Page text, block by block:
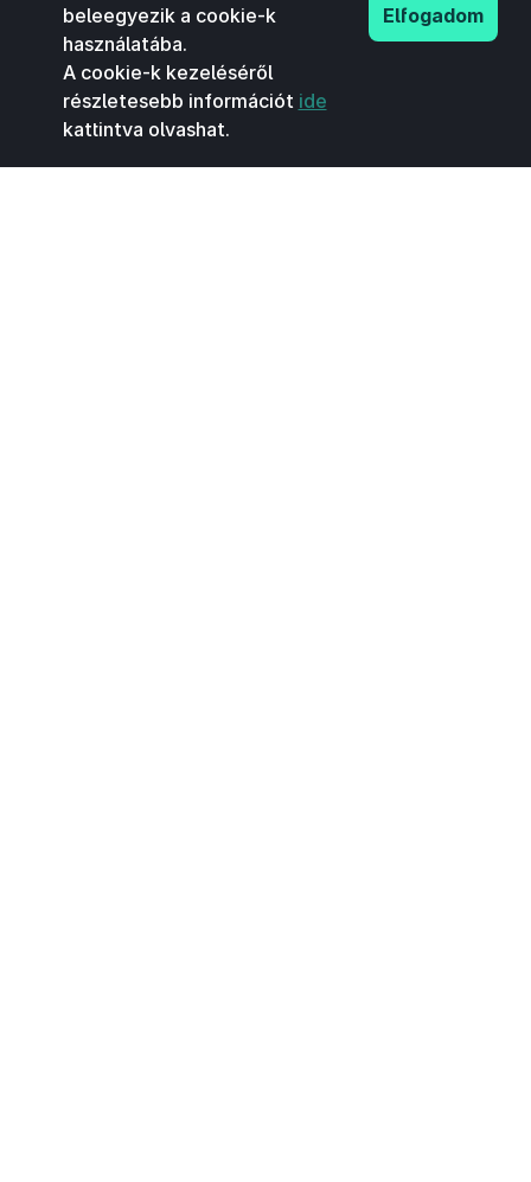
beleegyezik a cookie-k
használatába.
A cookie-k kezeléséről
részletesebb információt ide
kattintva olvashat.
Elfogadom